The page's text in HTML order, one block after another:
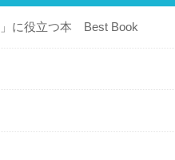
」に役立つ本 Best Book